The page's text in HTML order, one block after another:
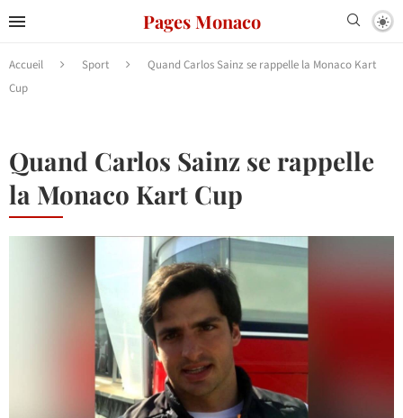
Pages Monaco
Accueil Sport
Quand Carlos Sainz se rappelle la Monaco Kart
Cup
Quand Carlos Sainz se rappelle
la Monaco Kart Cup